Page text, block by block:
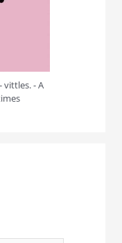
vittles. - A